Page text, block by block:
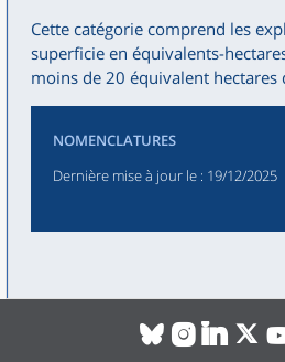
Cette catégorie comprend les
superficie en équivalents-
moins de 20 équivalent hectares
NOMENCLATURES
Dernière mise à jour le : 19/12/2025